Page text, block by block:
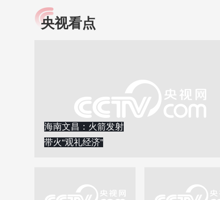
小央视频
知识！
央视看点
海南文昌：火箭发射
带火“观礼经济”